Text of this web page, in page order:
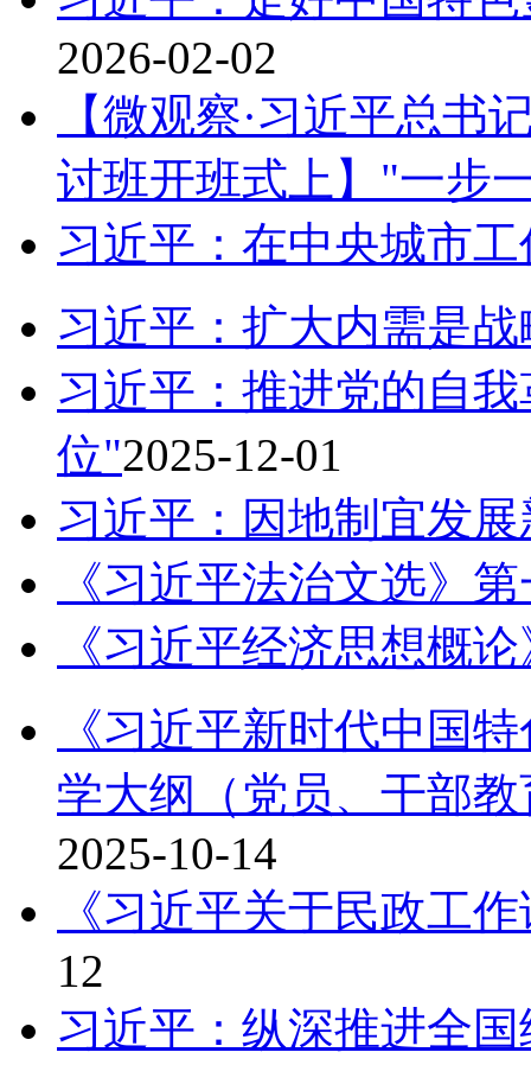
2026-02-02
【微观察·习近平总书
讨班开班式上】"一步
习近平：在中央城市
习近平：扩大内需是
习近平：推进党的自
位"2025-12-01
习近平：因地制宜发
《习近平法治文选》
《习近平经济思想概
《习近平新时代中国
学大纲（党员、干部
2025-10-14
《习近平关于民政工
12
习近平：纵深推进全